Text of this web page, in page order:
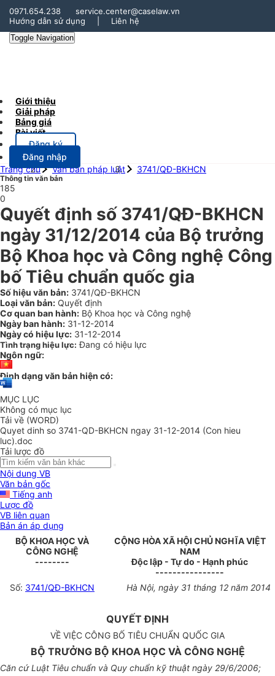
0971.654.238
service.center@caselaw.vn
Hướng dẫn sử dụng
Liên hệ
Toggle Navigation
Giới thiệu
Giải pháp
Bảng giá
Bài viết
Đăng ký
Đăng nhập
Trang chủ
Văn bản pháp luật 3741/QĐ-BKHCN
Thông tin văn bản
185
0
Quyết định số 3741/QĐ-BKHCN
ngày 31/12/2014 của Bộ trưởng
Bộ Khoa học và Công nghệ Công
bố Tiêu chuẩn quốc gia
Số hiệu văn bản: 3741/QĐ-BKHCN
Loại văn bản: Quyết định
Cơ quan ban hành: Bộ Khoa học và Công nghệ
Ngày ban hành: 31-12-2014
Ngày có hiệu lực: 31-12-2014
Tình trạng hiệu lực: Đang có hiệu lực
Ngôn ngữ:
Định dạng văn bản hiện có:
MỤC LỤC
Không có mục lục
Tải về (WORD)
Quyet dinh so 3741-QD-BKHCN ngay 31-12-2014 (Con hieu
luc).doc
Tải lược đồ
Nội dung VB
Văn bản gốc
Tiếng anh
Lược đồ
VB liên quan
Bản án áp dụng
BỘ KHOA HỌC VÀ
CÔNG NGHỆ
--------
CỘNG HÒA XÃ HỘI CHỦ NGHĨA VIỆT
NAM
Độc lập - Tự do - Hạnh phúc
----------------
Số: 3741/QĐ-BKHCN Hà Nội, ngày 31 tháng 12 năm 2014
QUYẾT ĐỊNH
VỀ VIỆC CÔNG BỐ TIÊU CHUẨN QUỐC GIA
BỘ TRƯỞNG BỘ KHOA HỌC VÀ CÔNG NGHỆ
Căn cứ Luật Tiêu chuẩn và Quy chuẩn kỹ thuật ngày 29/6/2006;